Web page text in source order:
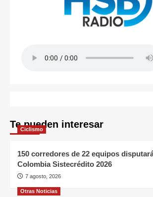
Te pueden interesar
Ciclismo
150 corredores de 22 equipos
Colombia Sistecrédito 2026
7 agosto, 2026
Otras Noticias